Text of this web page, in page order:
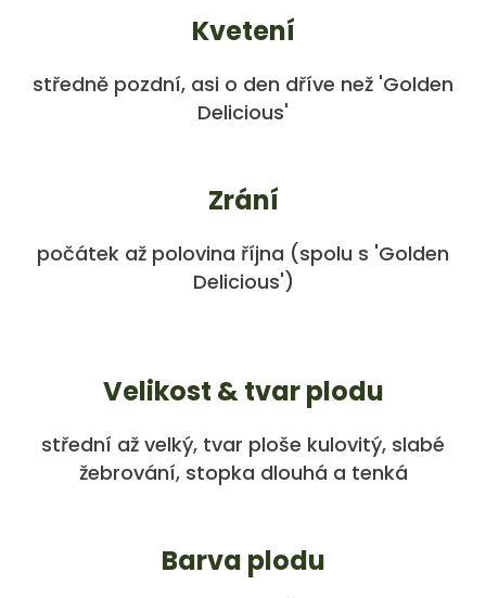
Kvetení
středně pozdní, asi o den dříve než 'Golden
Delicious'
Zrání
počátek až polovina října (spolu s 'Golden
Delicious')
Velikost & tvar plodu
střední až velký, tvar ploše kulovitý, slabé
žebrování, stopka dlouhá a tenká
Barva plodu